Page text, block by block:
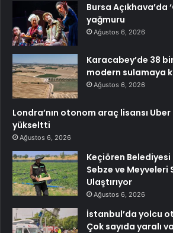
Bursa Açıkhava’da
yağmuru
Ağustos 6, 2026
Karacabey’de 38
modern sulamaya
Ağustos 6, 2026
Londra’nın otonom araç lisansı
yükseltti
Ağustos 6, 2026
Keçiören
Sebze ve
Ulaştırıyor
Ağustos 6, 2026
İstanbul’da yolcu
Çok sayıda yaralı